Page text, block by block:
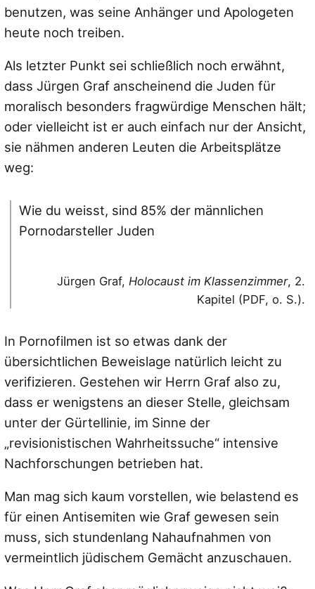
benutzen, was seine Anhänger und Apologeten
heute noch treiben.
Als letzter Punkt sei schließlich noch erwähnt,
dass Jürgen Graf anscheinend die Juden für
moralisch besonders fragwürdige Menschen hält;
oder vielleicht ist er auch einfach nur der Ansicht,
sie nähmen anderen Leuten die Arbeitsplätze
weg:
Wie du weisst, sind 85% der männlichen
Pornodarsteller Juden
Jürgen Graf, Holocaust im Klassenzimmer, 2.
Kapitel (PDF, o. S.).
In Pornofilmen ist so etwas dank der
übersichtlichen Beweislage natürlich leicht zu
verifizieren. Gestehen wir Herrn Graf also zu,
dass er wenigstens an dieser Stelle, gleichsam
unter der Gürtellinie, im Sinne der
„revisionistischen Wahrheitssuche“ intensive
Nachforschungen betrieben hat.
Man mag sich kaum vorstellen, wie belastend es
für einen Antisemiten wie Graf gewesen sein
muss, sich stundenlang Nahaufnahmen von
vermeintlich jüdischem Gemächt anzuschauen.